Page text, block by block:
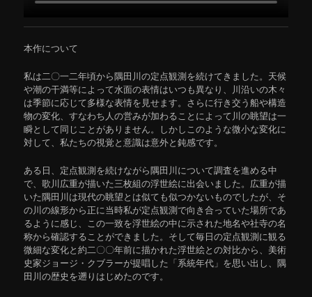
本作について
私は二〇一二年頃から隅田川の定点観測を続けてきました。天候
や潮の干満等によって水面の表情はいつも異なり、川沿いの木々
は季節に応じて多様な表情を見せます。さらに行き交う船や構造
物の変化、すなわち人の営みが加わることによって川の眺望は一
瞬として同じことがありません。しかしこのような微小な変化に
対して、私たちの視覚と意識は意外と鈍感です。
ある日、定点観測を続けながら隅田川について調査を進める中
で、歌川広重が描いた三枚組の浮世絵に出会いました。広重が描
いた隅田川は現代の眺望とは似ても似つかないものでしたが、そ
の川の線形から正に当時私が定点観測で向き合っていた場所であ
るように感じ、この一致を浮世絵の中に示された地名や社寺の名
称から確認することができました。そして毎日の定点観測に観る
微細な変化と約二〇〇年前に描かれた浮世絵との対比から、美術
史家ジョージ・クブラーが提唱した「系統年代」を思い出し、隅
田川の歴史を遡りはじめたのです。